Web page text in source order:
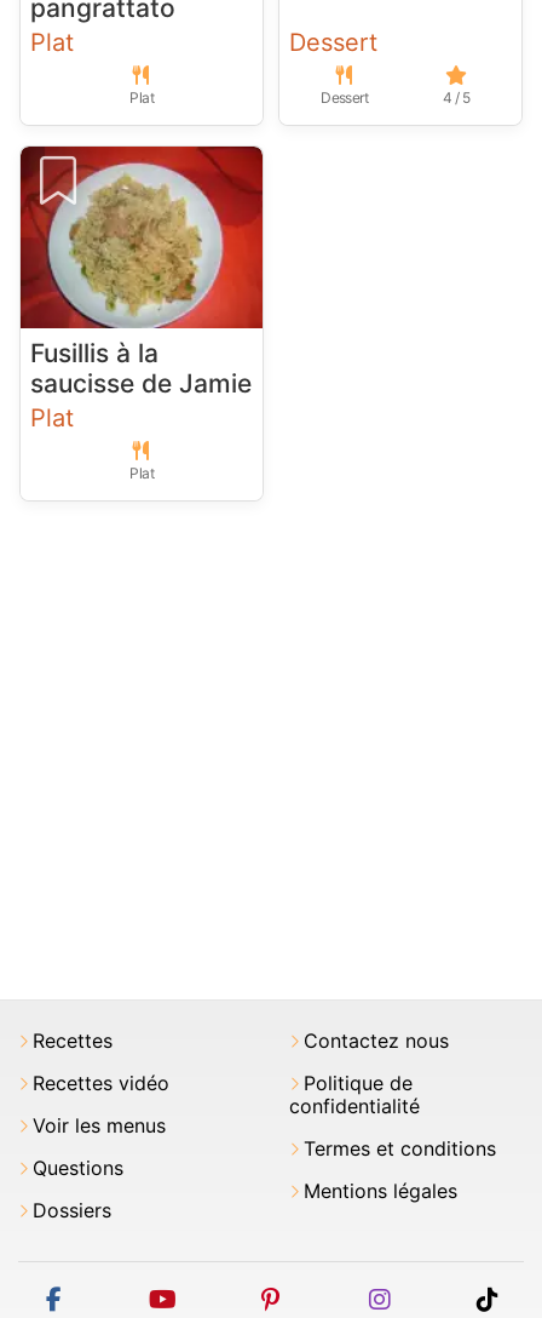
pangrattato
Plat
Plat
Dessert
Dessert 4 / 5
Fusillis à la
saucisse de Jamie
Plat
Plat
Recettes
Recettes vidéo
Voir les menus
Questions
Dossiers
Contactez nous
Politique de
confidentialité
Termes et conditions
Mentions légales
facebook youtube pinterest instagram